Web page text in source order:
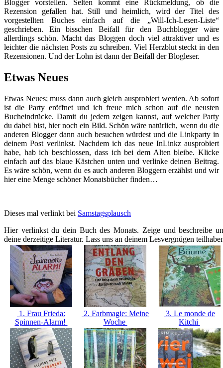
Blogger vorstellen. Selten kommt eine Rückmeldung, ob die
Rezension gefallen hat. Still und heimlich, wird der Titel des
vorgestellten Buches einfach auf die „Will-Ich-Lesen-Liste“
geschrieben. Ein bisschen Beifall für den Buchblogger wäre
allerdings schön. Macht das Bloggen doch viel attraktiver und es
leichter die nächsten Posts zu schreiben. Viel Herzblut steckt in den
Rezensionen. Und der Lohn ist dann der Beifall der Blogleser.
Etwas Neues
Etwas Neues; muss dann auch gleich ausprobiert werden. Ab sofort
ist die Party eröffnet und ich freue mich schon auf die neusten
Bucheindrücke. Damit du jedem zeigen kannst, auf welcher Party
du dabei bist, hier noch ein Bild. Schön wäre natürlich, wenn du die
anderen Blogger dann auch besuchen würdest und die Linkparty in
deinem Post verlinkst. Nachdem ich das neue InLinkz ausprobiert
habe, hab ich beschlossen, dass ich bei dem Alten bleibe. Klicke
einfach auf das blaue Kästchen unten und verlinke deinen Beitrag.
Es wäre schön, wenn du es auch anderen Bloggern erzählst und wir
hier eine Menge schöner Monatsbücher finden…
Dieses mal verlinkt bei Samstagsplausch
Hier verlinkst du dein Buch des Monats. Zeige und beschreibe
deine derzeitige Literatur. Lass uns an deinem Lesvergnügen
1. Frau Frieda:
Spinnen-Alarm!
2. Farbmagie: Meine
Woche
3. Le monde de
Kitchi